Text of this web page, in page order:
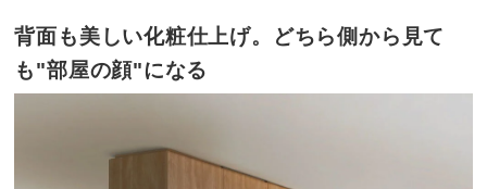
背面も美しい化粧仕上げ。どちら側から見て
も"部屋の顔"になる